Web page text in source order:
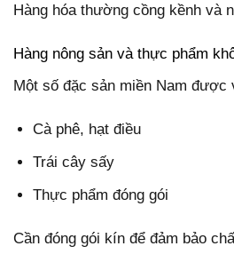
Hàng hóa thường cồng kềnh và
Hàng nông sản và thực phẩm
Một số đặc sản miền Nam được
Cà phê, hạt điều
Trái cây sấy
Thực phẩm đóng gói
Cần đóng gói kín để đảm bảo